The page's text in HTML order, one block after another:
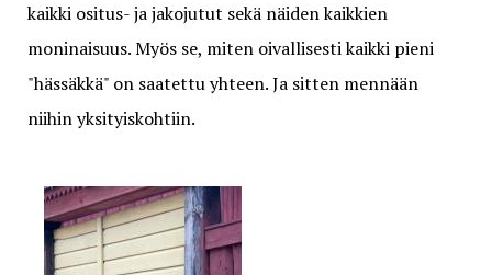
kaikki ositus- ja jakojutut sekä näiden kaikkien
moninaisuus. Myös se, miten oivallisesti kaikki pieni
"hässäkkä" on saatettu yhteen. Ja sitten mennään
niihin yksityiskohtiin.